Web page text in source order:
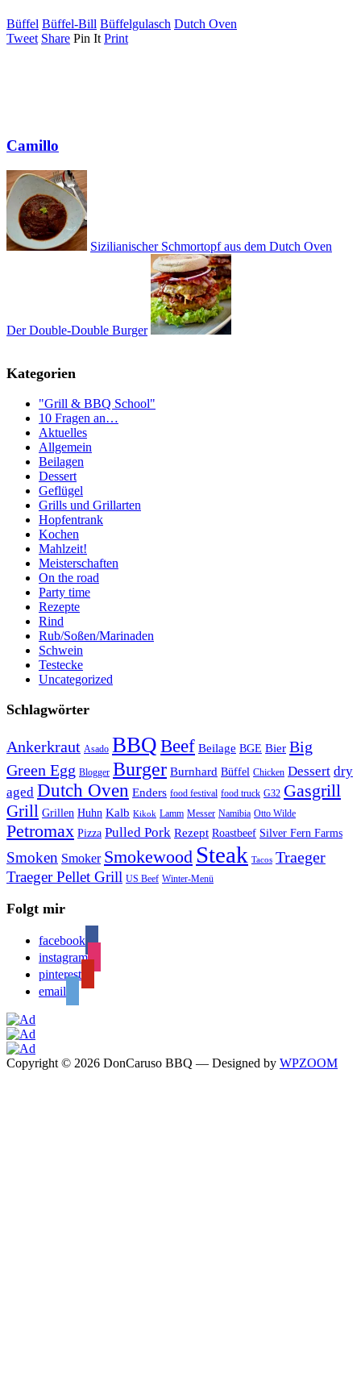
Büffel Büffel-Bill Büffelgulasch Dutch Oven
Tweet Share Pin It Print
Camillo
Sizilianischer Schmortopf aus dem Dutch Oven
Der Double-Double Burger
Kategorien
"Grill & BBQ School"
10 Fragen an…
Aktuelles
Allgemein
Beilagen
Dessert
Geflügel
Grills und Grillarten
Hopfentrank
Kochen
Mahlzeit!
Meisterschaften
On the road
Party time
Rezepte
Rind
Rub/Soßen/Marinaden
Schwein
Testecke
Uncategorized
Schlagwörter
Ankerkraut Asado BBQBeef Beilage BGE Bier Big
Green Egg Blogger Burger Burnhard Büffel Chicken Dessert dry
aged Dutch Oven Enders food festival food truck G32 Gasgrill
Grill Grillen Huhn Kalb Kikok Lamm Messer Namibia Otto Wilde
Petromax Pizza Pulled Pork Rezept Roastbeef Silver Fern Farms
Smoken Smoker Smokewood Steak Tacos Traeger
Traeger Pellet Grill US Beef Winter-Menü
Folgt mir
facebook
instagram
pinterest
email
Copyright © 2026 DonCaruso BBQ — Designed by WPZOOM